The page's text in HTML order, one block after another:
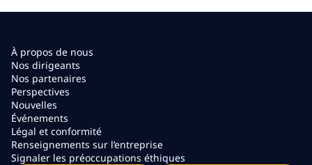
À propos de nous
Nos dirigeants
Nos partenaires
Perspectives
Nouvelles
Événements
Légal et conformité
Renseignements sur l’entreprise
Signaler les préoccupations éthiques